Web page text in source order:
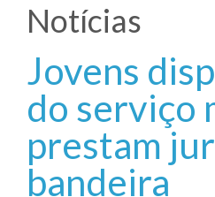
Notícias
Jovens
do serviço
prestam
bandeira